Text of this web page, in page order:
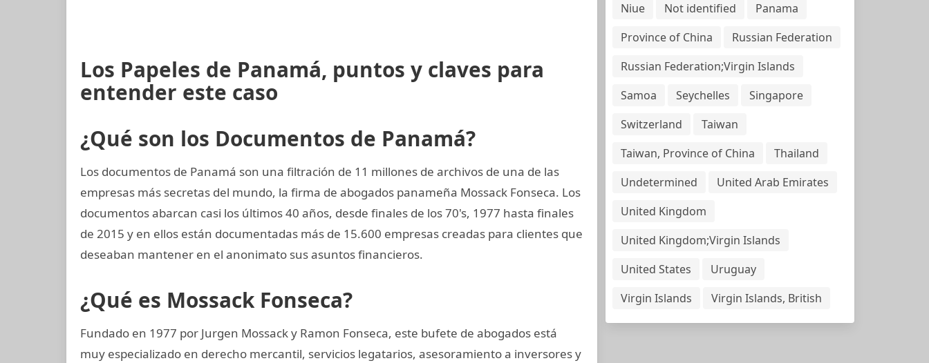
Los Papeles de Panamá, puntos y claves para
entender este caso
¿Qué son los Documentos de Panamá?
Los documentos de Panamá son una filtración de 11 millones de archivos de una de las
empresas más secretas del mundo, la firma de abogados panameña Mossack Fonseca. Los
documentos abarcan casi los últimos 40 años, desde finales de los 70's, 1977 hasta finales
de 2015 y en ellos están documentadas más de 15.600 empresas creadas para clientes que
deseaban mantener en el anonimato sus asuntos financieros.
¿Qué es Mossack Fonseca?
Fundado en 1977 por Jurgen Mossack y Ramon Fonseca, este bufete de abogados está
muy especializado en derecho mercantil, servicios legatarios, asesoramiento a inversores y
Niue
Not identified
Panama
Province of China
Russian Federation
Russian Federation;Virgin Islands
Samoa
Seychelles
Singapore
Switzerland
Taiwan
Taiwan, Province of China
Thailand
Undetermined
United Arab Emirates
United Kingdom
United Kingdom;Virgin Islands
United States
Uruguay
Virgin Islands
Virgin Islands, British